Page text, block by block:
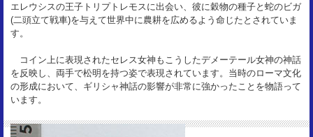
エレウシスの王子トリプトレモスに出会い、彼に穀物の種子と蛇のビガ
(二頭立て戦車)を与えて世界中に農耕を広めるよう命じたとされていま
す。
コイン上に表現されたセレス女神もこうしたデメーテール女神の神話
を反映し、両手で松明を持つ姿で表現されています。当時のローマ文化
の形成において、ギリシャ神話の影響が非常に強かったことを物語って
います。